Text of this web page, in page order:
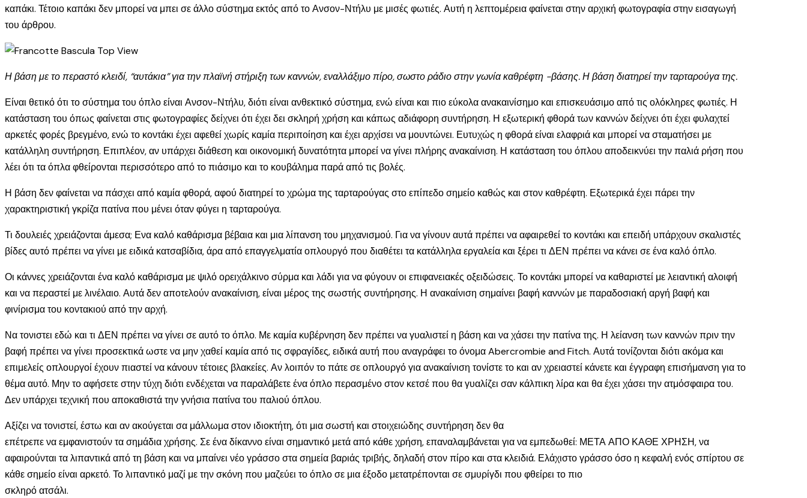
καπάκι. Τέτοιο καπάκι δεν μπορεί να μπει σε άλλο σύστημα εκτός από το Ανσον-Ντήλυ με μισές φωτιές. Αυτή η λεπτομέρεια φαίνεται στην αρχική φωτογραφία στην εισαγωγή
του άρθρου.
Η βάση με το περαστό κλειδί, “αυτάκια” για την πλαϊνή στήριξη των καννών, εναλλάξιμο πίρο, σωστο ράδιο στην γωνία καθρέφτη -βάσης. Η βάση διατηρεί την ταρταρούγα της.
Είναι θετικό ότι το σύστημα του όπλο είναι Ανσον-Ντήλυ, διότι είναι ανθεκτικό σύστημα, ενώ είναι και πιο εύκολα ανακαινίσημο και επισκευάσιμο από τις ολόκληρες φωτιές. Η
κατάσταση του όπως φαίνεται στις φωτογραφίες δείχνει ότι έχει δει σκληρή χρήση και κάπως αδιάφορη συντήρηση. Η εξωτερική φθορά των καννών δείχνει ότι έχει φυλαχτεί
αρκετές φορές βρεγμένο, ενώ το κοντάκι έχει αφεθεί χωρίς καμία περιποίηση και έχει αρχίσει να μουντώνει. Ευτυχώς η φθορά είναι ελαφριά και μπορεί να σταματήσει με
κατάλληλη συντήρηση. Επιπλέον, αν υπάρχει διάθεση και οικονομική δυνατότητα μπορεί να γίνει πλήρης ανακαίνιση. Η κατάσταση του όπλου αποδεικνύει την παλιά ρήση που
λέει ότι τα όπλα φθείρονται περισσότερο από το πιάσιμο και το κουβάλημα παρά από τις βολές.
Η βάση δεν φαίνεται να πάσχει από καμία φθορά, αφού διατηρεί το χρώμα της ταρταρούγας στο επίπεδο σημείο καθώς και στον καθρέφτη. Εξωτερικά έχει πάρει την
χαρακτηριστική γκρίζα πατίνα που μένει όταν φύγει η ταρταρούγα.
Τι δουλειές χρειάζονται άμεσα; Ενα καλό καθάρισμα βέβαια και μια λίπανση του μηχανισμού. Για να γίνουν αυτά πρέπει να αφαιρεθεί το κοντάκι και επειδή υπάρχουν σκαλιστές
βίδες αυτό πρέπει να γίνει με ειδικά κατσαβίδια, άρα από επαγγελματία οπλουργό που διαθέτει τα κατάλληλα εργαλεία και ξέρει τι ΔΕΝ πρέπει να κάνει σε ένα καλό όπλο.
Οι κάννες χρειάζονται ένα καλό καθάρισμα με ψιλό ορειχάλκινο σύρμα και λάδι για να φύγουν οι επιφανειακές οξειδώσεις. Το κοντάκι μπορεί να καθαριστεί με λειαντική αλοιφή
και να περαστεί με λινέλαιο. Αυτά δεν αποτελούν ανακαίνιση, είναι μέρος της σωστής συντήρησης. Η ανακαίνιση σημαίνει βαφή καννών με παραδοσιακή αργή βαφή και
φινίρισμα του κοντακιού από την αρχή.
Να τονιστει εδώ και τι ΔΕΝ πρέπει να γίνει σε αυτό το όπλο. Με καμία κυβέρνηση δεν πρέπει να γυαλιστεί η βάση και να χάσει την πατίνα της. Η λείανση των καννών πριν την
βαφή πρέπει να γίνει προσεκτικά ωστε να μην χαθεί καμία από τις σφραγίδες, ειδικά αυτή που αναγράφει το όνομα Abercrombie and Fitch. Αυτά τονίζονται διότι ακόμα και
επιμελείς οπλουργοί έχουν πιαστεί να κάνουν τέτοιες βλακείες. Αν λοιπόν το πάτε σε οπλουργό για ανακαίνιση τονίστε το και αν χρειαστεί κάνετε και έγγραφη επισήμανση για το
θέμα αυτό. Μην το αφήσετε στην τύχη διότι ενδέχεται να παραλάβετε ένα όπλο περασμένο στον κετσέ που θα γυαλίζει σαν κάλπικη λίρα και θα έχει χάσει την ατμόσφαιρα του.
Δεν υπάρχει τεχνική που αποκαθιστά την γνήσια πατίνα του παλιού όπλου.
Αξίζει να τονιστεί, έστω και αν ακούγεται σα μάλλωμα στον ιδιοκτήτη, ότι μια σωστή και στοιχειώδης συντήρηση δεν θα
επέτρεπε να εμφανιστούν τα σημάδια χρήσης. Σε ένα δίκαννο είναι σημαντικό μετά από κάθε χρήση, επαναλαμβάνεται για να εμπεδωθεί: ΜΕΤΑ ΑΠΟ ΚΑΘΕ ΧΡΗΣΗ, να
αφαιρούνται τα λιπαντικά από τη βάση και να μπαίνει νέο γράσσο στα σημεία βαριάς τριβής, δηλαδή στον πίρο και στα κλειδιά. Ελάχιστο γράσσο όσο η κεφαλή ενός σπίρτου σε
κάθε σημείο είναι αρκετό. Το λιπαντικό μαζί με την σκόνη που μαζεύει το όπλο σε μια έξοδο μετατρέπονται σε σμυρίγδι που φθείρει το πιο
σκληρό ατσάλι.